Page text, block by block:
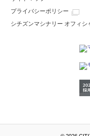
プライバシーポリシー
シチズンマシナリー オフィシ